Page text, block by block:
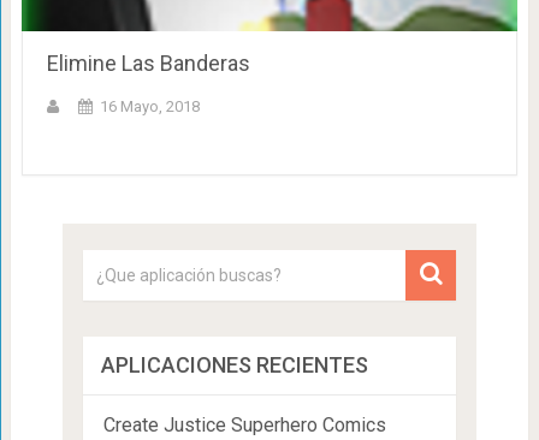
Elimine Las Banderas
16 Mayo, 2018
APLICACIONES RECIENTES
Create Justice Superhero Comics